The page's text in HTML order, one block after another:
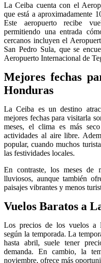
La Ceiba cuenta con el
que está a aproximadamente
Este aeropuerto recibe
permitiendo una entrada
cercanos incluyen el
San Pedro Sula, que se
Aeropuerto Internacional de
Mejores fechas
Honduras
La Ceiba es un destino
mejores fechas para visitarla
meses, el clima es más
actividades al aire libre.
popular, cuando muchos
las festividades locales.
En contraste, los meses de
lluviosos, aunque también
paisajes vibrantes y menos
Vuelos Baratos a
Los precios de los vuelos a
según la temporada. La
hasta abril, suele tener
demanda. En cambio, la
noviembre, ofrece más